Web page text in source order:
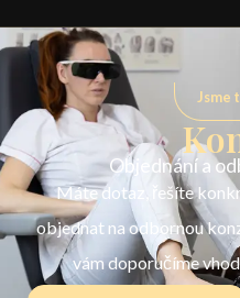
Jsme
Objednání a
Máte dotaz, řešíte
objednat na odbornou
vám doporučíme